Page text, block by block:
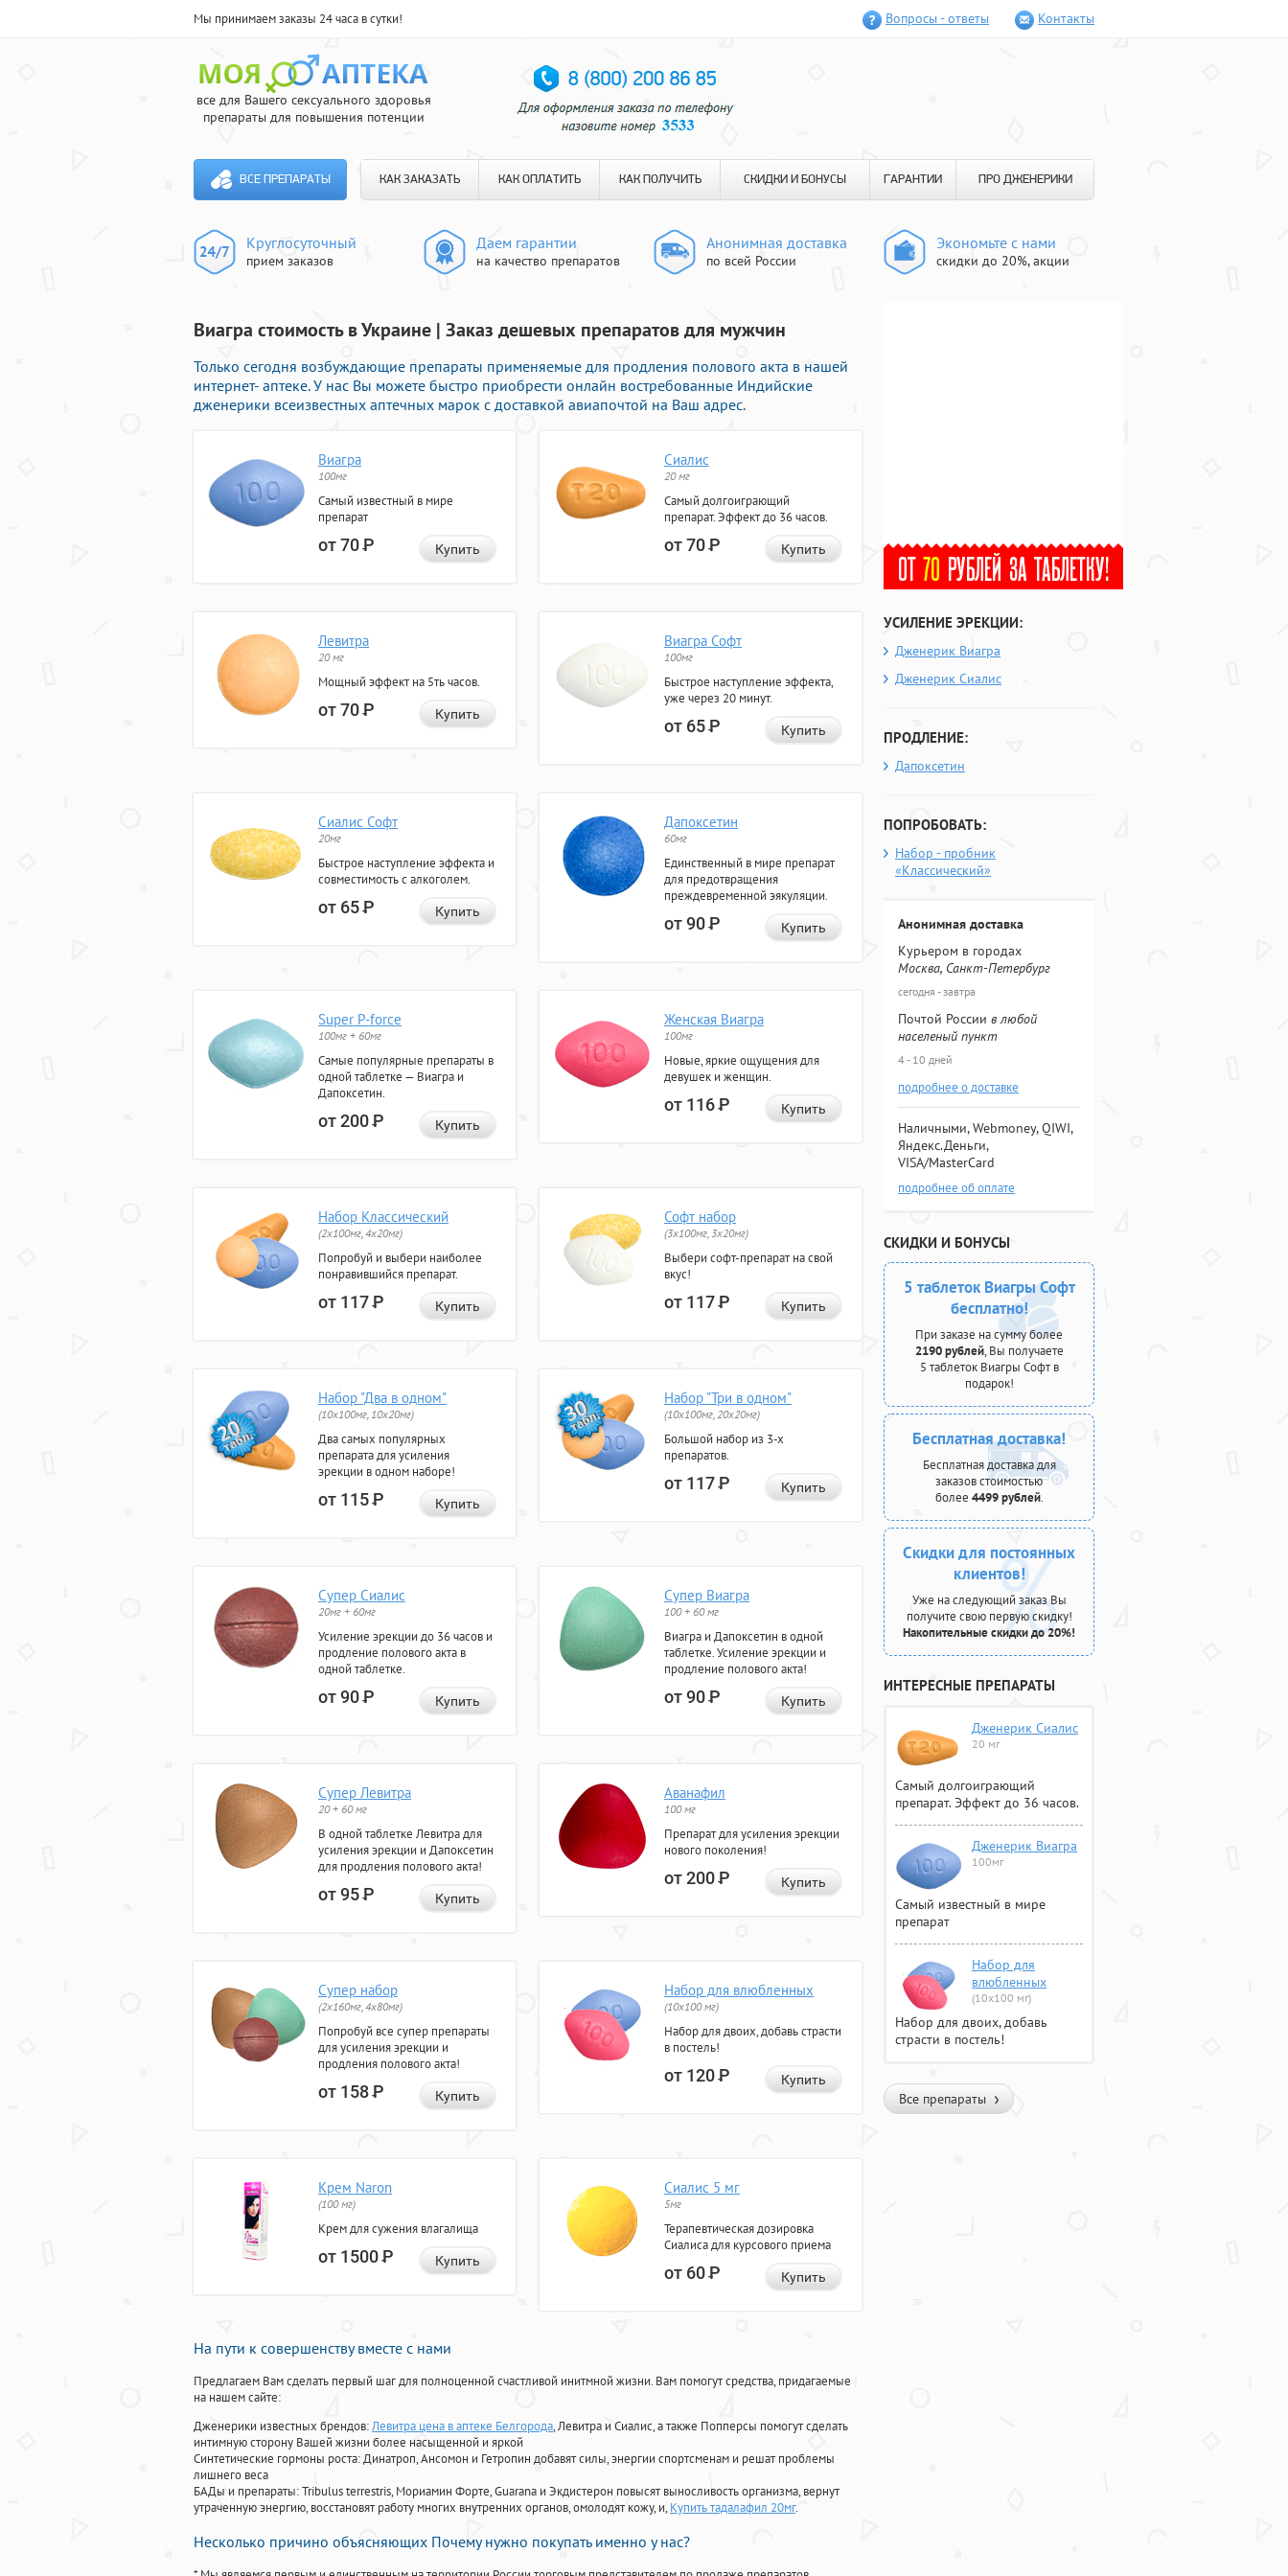
Мы принимаем заказы 24 часа в сутки! Вопросы - ответы Контакты
все для Вашего сексуального здоровья
препараты для повышения потенции
ВСЕ ПРЕПАРАТЫ КАК ЗАКАЗАТЬ КАК ОПЛАТИТЬ КАК ПОЛУЧИТЬ СКИДКИ И БОНУСЫ ГАРАНТИИ ПРО ДЖЕНЕРИКИ
Круглосуточный
прием заказов
Даем гарантии
на качество препаратов
Анонимная доставка
по всей России
Экономьте с нами
скидки до 20%, акции
Виагра стоимость в Украине | Заказ дешевых препаратов для мужчин
Только сегодня возбуждающие препараты применяемые для продления полового акта в нашей
интернет- аптеке. У нас Вы можете быстро приобрести онлайн востребованные Индийские
дженерики всеизвестных аптечных марок с доставкой авиапочтой на Ваш адрес.
Виагра
100мг
Самый известный в мире
препарат
от 70Р Купить
Сиалис
20 мг
Самый долгоиграющий
препарат. Эффект до 36 часов.
от 70Р Купить
Левитра
20 мг
Мощный эффект на 5ть часов.
от 70Р Купить
Виагра Софт
100мг
Быстрое наступление эффекта,
уже через 20 минут.
от 65Р Купить
Сиалис Софт
20мг
Быстрое наступление эффекта и
совместимость с алкоголем.
от 65Р Купить
Дапоксетин
60мг
Единственный в мире препарат
для предотвращения
преждевременной эякуляции.
от 90Р Купить
Super P-force
100мг + 60мг
Самые популярные препараты в
одной таблетке — Виагра и
Дапоксетин.
от 200Р Купить
Женская Виагра
100мг
Новые, яркие ощущения для
девушек и женщин.
от 116Р Купить
Набор Классический
(2x100мг, 4x20мг)
Попробуй и выбери наиболее
понравившийся препарат.
от 117Р Купить
Софт набор
(3x100мг, 3x20мг)
Выбери софт-препарат на свой
вкус!
от 117Р Купить
Набор "Два в одном"
(10x100мг, 10x20мг)
Два самых популярных
препарата для усиления
эрекции в одном наборе!
от 115Р Купить
Набор "Три в одном"
(10x100мг, 20x20мг)
Большой набор из 3-х
препаратов.
от 117Р Купить
Супер Сиалис
20мг + 60мг
Усиление эрекции до 36 часов и
продление полового акта в
одной таблетке.
от 90Р Купить
Супер Виагра
100 + 60 мг
Виагра и Дапоксетин в одной
таблетке. Усиление эрекции и
продление полового акта!
от 90Р Купить
Супер Левитра
20 + 60 мг
В одной таблетке Левитра для
усиления эрекции и Дапоксетин
для продления полового акта!
от 95Р Купить
Аванафил
100 мг
Препарат для усиления эрекции
нового поколения!
от 200Р Купить
Супер набор
(2х160мг, 4х80мг)
Попробуй все супер препараты
для усиления эрекции и
продления полового акта!
от 158Р Купить
Набор для влюбленных
(10х100 мг)
Набор для двоих, добавь страсти
в постель!
от 120Р Купить
Крем Naron
(100 мг)
Крем для сужения влагалища
от 1500Р Купить
Сиалис 5 мг
5мг
Терапевтическая дозировка
Сиалиса для курсового приема
от 60Р Купить
На пути к совершенству вместе с нами
Предлагаем Вам сделать первый шаг для полноценной счастливой инитмной жизни. Вам помогут средства, придагаемые
на нашем сайте:
Дженерики известных брендов:Левитра цена в аптеке Белгорода, Левитра и Сиалис, а также Попперсы помогут сделать
интимную сторону Вашей жизни более насыщенной и яркой
Синтетические гормоны роста: Динатроп, Ансомон и Гетропин добавят силы, энергии спортсменам и решат проблемы
лишнего веса
БАДы и препараты:Tribulus terrestris, Мориамин Форте, Guarana и Экдистерон повысят выносливость организма, вернут
утраченную энергию, восстановят работу многих внутренних органов, омолодят кожу, и, Купить тадалафил 20мг.
Несколько причино объясняющих Почему нужно покупать именно у нас?
УСИЛЕНИЕ ЭРЕКЦИИ:
Дженерик Виагра
Дженерик Сиалис
ПРОДЛЕНИЕ:
Дапоксетин
ПОПРОБОВАТЬ:
Набор - пробник
«Классический»
Анонимная доставка
Курьером в городах
Москва, Санкт-Петербург
сегодня - завтра
Почтой России в любой
населеный пункт
4 - 10 дней
подробнее о доставке
Наличными, Webmoney, QIWI,
Яндекс.Деньги,
VISA/MasterCard
подробнее об оплате
СКИДКИ И БОНУСЫ
5 таблеток Виагры Софт
бесплатно!
При заказе на сумму более
2190 рублей, Вы получаете
5 таблеток Виагры Софт в
подарок!
Бесплатная доставка!
Бесплатная доставка для
заказов стоимостью
более 4499 рублей.
Скидки для постоянных
клиентов!
Уже на следующий заказ Вы
получите свою первую скидку!
Накопительные скидки до 20%!
ИНТЕРЕСНЫЕ ПРЕПАРАТЫ
Дженерик Сиалис
20 мг
Самый долгоиграющий
препарат. Эффект до 36 часов.
Дженерик Виагра
100мг
Самый известный в мире
препарат
Набор для
влюбленных
(10х100 мг)
Набор для двоих, добавь
страсти в постель!
Все препараты